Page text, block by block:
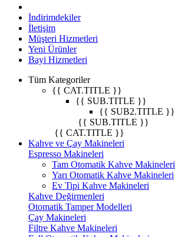
İndirimdekiler
İletişim
Müşteri Hizmetleri
Yeni Ürünler
Bayi Hizmetleri
Tüm Kategoriler
{{ CAT.TITLE }}
{{ SUB.TITLE }}
{{ SUB2.TITLE }}
{{ SUB.TITLE }}
{{ CAT.TITLE }}
Kahve ve Çay Makineleri
Espresso Makineleri
Tam Otomatik Kahve Makineleri
Yarı Otomatik Kahve Makineleri
Ev Tipi Kahve Makineleri
Kahve Değirmenleri
Otomatik Tamper Modelleri
Çay Makineleri
Filtre Kahve Makineleri